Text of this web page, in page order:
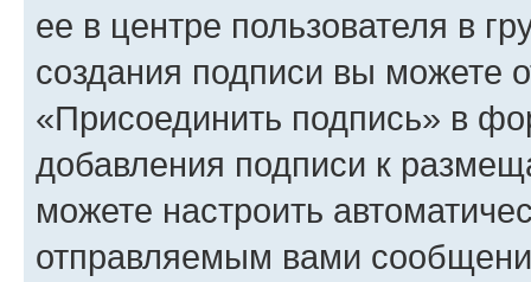
ее в центре пользователя в
создания подписи вы можете
«Присоединить подпись» в
добавления подписи к
можете настроить
отправляемым вами